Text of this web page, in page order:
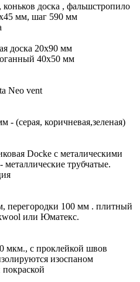
доска , фальшстропило
мм, шаг 590 мм
доска 20х90 мм
40х50 мм
Neo vent
- (серая, коричневая,зеленая)
Docke с металическими
трубчатые.
перегородки 100 мм . плитный
или Юматекс.
мкм., с проклейкой швов
изоспаном